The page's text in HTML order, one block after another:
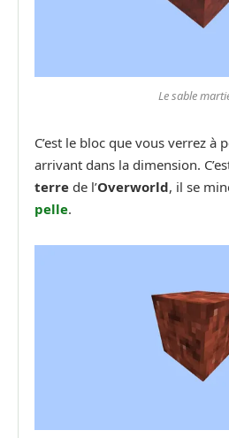
Le sable
C’est le bloc que vous verrez à
arrivant dans la dimension.
terre de l’Overworld, il se
pelle.